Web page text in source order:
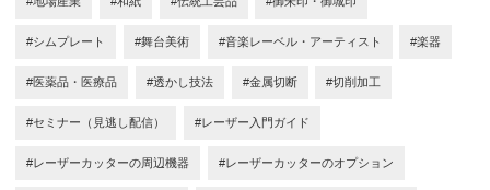
#シムプレート #舞台美術 #音楽レーベル・アーティスト #楽器
#医薬品・医療品 #透かし技法 #金属切断 #切削加工
#セミナー（見逃し配信） #レーザー入門ガイド
#レーザーカッターの周辺機器 #レーザーカッターのオプション